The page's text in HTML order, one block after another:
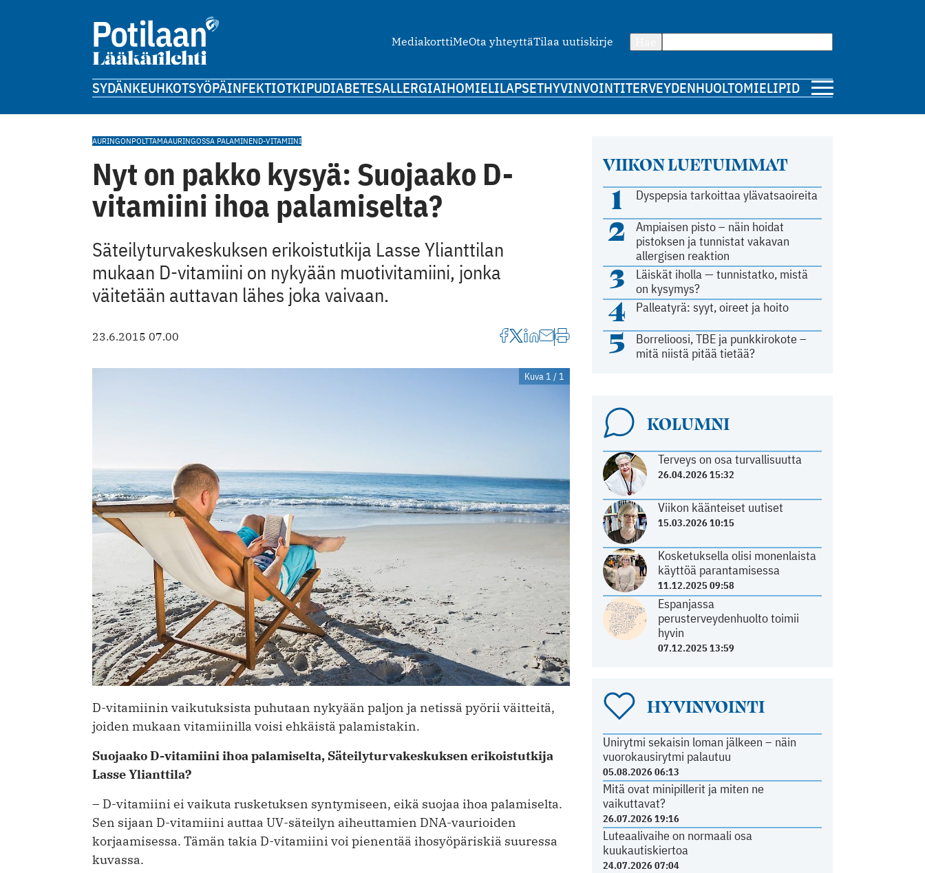
MediakorttiMeOta yhteyttäTilaa uutiskirje
SYDÄNKEUHKOTSYÖPÄINFEKTIOTKIPUDIABETESALLERGIAIHOMIELILAPSETHYVINVOINTITERVEYDENHUOLTOMIELIPIDE
VIIKON LUETUIMMAT
1 Dyspepsia tarkoittaa ylävatsaoireita
2
Ampiaisen pisto – näin hoidat
pistoksen ja tunnistat vakavan
allergisen reaktion
3
Läiskät iholla — tunnistatko, mistä
on kysymys?
4 Palleatyrä: syyt, oireet ja hoito
5
Borrelioosi, TBE ja punkkirokote –
mitä niistä pitää tietää?
KOLUMNI
Terveys on osa turvallisuutta
26.04.2026 15:32
Viikon käänteiset uutiset
15.03.2026 10:15
Kosketuksella olisi monenlaista
käyttöä parantamisessa
11.12.2025 09:58
Espanjassa
perusterveydenhuolto toimii
hyvin
07.12.2025 13:59
HYVINVOINTI
Unirytmi sekaisin loman jälkeen – näin
vuorokausirytmi palautuu
05.08.2026 06:13
Mitä ovat minipillerit ja miten ne
vaikuttavat?
26.07.2026 19:16
Luteaalivaihe on normaali osa
kuukautiskiertoa
24.07.2026 07:04
AURINGONPOLTTAMAAURINGOSSA PALAMINEND-VITAMIINI
Nyt on pakko kysyä: Suojaako D-
vitamiini ihoa palamiselta?
Säteilyturvakeskuksen erikoistutkija Lasse Ylianttilan
mukaan D-vitamiini on nykyään muotivitamiini, jonka
väitetään auttavan lähes joka vaivaan.
23.6.2015 07.00
Kuva 1 / 1
D-vitamiinin vaikutuksista puhutaan nykyään paljon ja netissä pyörii väitteitä,
joiden mukaan vitamiinilla voisi ehkäistä palamistakin.
Suojaako D-vitamiini ihoa palamiselta, Säteilyturvakeskuksen erikoistutkija
Lasse Ylianttila?
– D-vitamiini ei vaikuta rusketuksen syntymiseen, eikä suojaa ihoa palamiselta.
Sen sijaan D-vitamiini auttaa UV-säteilyn aiheuttamien DNA-vaurioiden
korjaamisessa. Tämän takia D-vitamiini voi pienentää ihosyöpäriskiä suuressa
kuvassa.